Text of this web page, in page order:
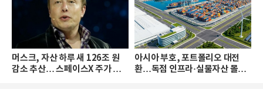
머스크, 자산 하루 새 126조 원
감소 추산… 스페이스X 주가 하
아시아 부호, 포트폴리오 대전
환…독점 인프라·실물자산 몰린